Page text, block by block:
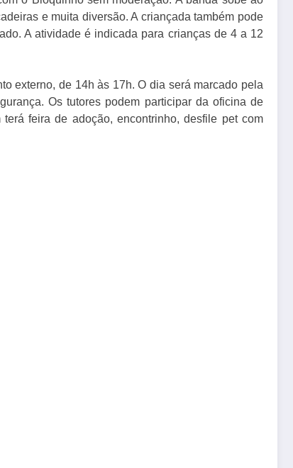
e muita diversão. A criançada também pode
A atividade é indicada para crianças de 4 a 12
externo, de 14h às 17h. O dia será marcado pela
Os tutores podem participar da oficina de
feira de adoção, encontrinho, desfile pet com